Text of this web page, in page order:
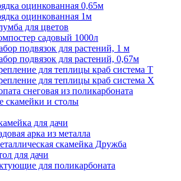
оцинкованная 0,65м
оцинкованная 1м
для цветов
садовый 1000л
подвязок для растений, 1 м
подвязок для растений, 0,67м
для теплицы краб система Т
для теплицы краб система Х
снеговая из поликарбоната
скамейки и столы
для дачи
арка из металла
скамейка Дружба
для дачи
для поликарбоната